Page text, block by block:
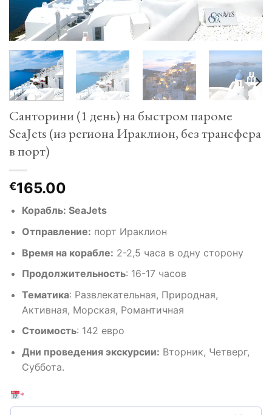
Санторини (1 день) на быстром пароме
SeaJets (из региона Ираклион, без трансфера
в порт)
€165.00
Корабль: SeaJets
Отправление: порт Ираклион
Время на корабле: 2-2,5 часа в одну сторону
Продолжительность: 16-17 часов
Тематика: Развлекательная, Природная,
Активная, Морская, Романтичная
Стоимость: 142 евро
Дни проведения экскурсии: Вторник, Четверг,
Суббота.
*